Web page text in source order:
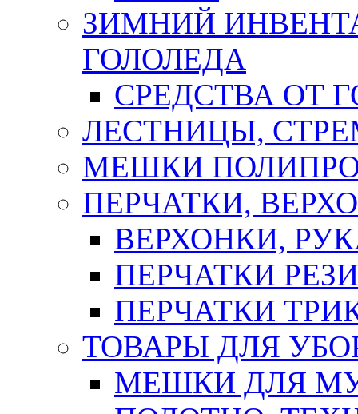
ЗИМНИЙ
ГОЛОЛЕДА
СРЕДСТВА ОТ
ЛЕСТНИЦЫ,
МЕШКИ
ПЕРЧАТКИ,
ВЕРХОНКИ,
ПЕРЧАТКИ
ПЕРЧАТКИ
ТОВАРЫ ДЛЯ
МЕШКИ ДЛЯ